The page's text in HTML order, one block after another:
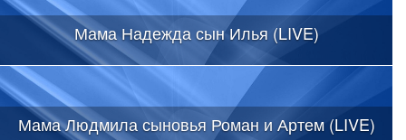
Мама Надежда сын Илья (LIVE)
Мама Людмила сыновья Роман и Артем (LIVE)